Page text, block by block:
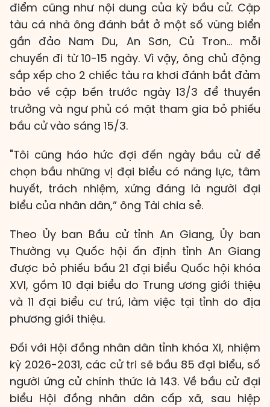
điểm cũng như nội dung của kỳ bầu cử. Cặp
tàu cá nhà ông đánh bắt ở một số vùng biển
gần đảo Nam Du, An Sơn, Củ Tron… mỗi
chuyến đi từ 10-15 ngày. Vì vậy, ông chủ động
sắp xếp cho 2 chiếc tàu ra khơi đánh bắt đảm
bảo về cập bến trước ngày 13/3 để thuyền
trưởng và ngư phủ có mặt tham gia bỏ phiếu
bầu cử vào sáng 15/3.
"Tôi cũng háo hức đợi đến ngày bầu cử để
chọn bầu những vị đại biểu có năng lực, tâm
huyết, trách nhiệm, xứng đáng là người đại
biểu của nhân dân,” ông Tài chia sẻ.
Theo Ủy ban Bầu cử tỉnh An Giang, Ủy ban
Thường vụ Quốc hội ấn định tỉnh An Giang
được bỏ phiếu bầu 21 đại biểu Quốc hội khóa
XVI, gồm 10 đại biểu do Trung ương giới thiệu
và 11 đại biểu cư trú, làm việc tại tỉnh do địa
phương giới thiệu.
Đối với Hội đồng nhân dân tỉnh khóa XI, nhiệm
kỳ 2026-2031, các cử tri sẽ bầu 85 đại biểu, số
người ứng cử chính thức là 143. Về bầu cử đại
biểu Hội đồng nhân dân cấp xã, sau hiệp